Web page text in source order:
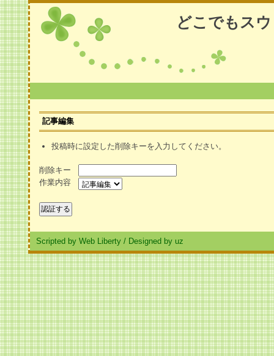
どこでもス
記事編集
投稿時に設定した削除キーを入力してください。
削除キー
作業内容
Scripted by Web Liberty / Designed by uz